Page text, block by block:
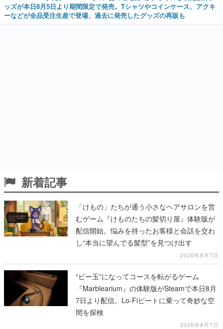
ッズが本日8月5日より期間限定で発売。Tシャツやコインケース、アクキ
ーなどが全品受注生産で登場、過去に発売したグッズの再販も
新着記事
「けもの」たちが通う小さなヘアサロンを営
むゲーム『けものたちの髪切り屋』体験版が
配信開始。悩みを持ったお客様と会話を交わ
し“本当に望んでる髪型”を見つけ出す
2026年8月7日
“ビー玉”になってコースを転がるゲーム
『Marblearium』の体験版がSteamで本日8月
7日より配信。Lo-Fiビートに乗って奇妙な空
間を探検
2026年8月7日